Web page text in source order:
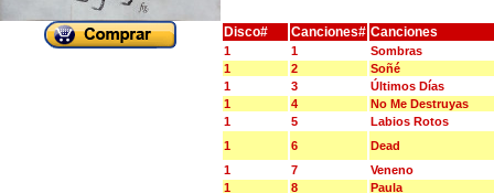
Disco# Canciones# Canciones
1 1
Sombras
1
2
Soñé
1
3
Últimos Días
1
4
No Me Destruyas
1
5
Labios Rotos
1
6
Dead
1
7
Veneno
1
8
Paula